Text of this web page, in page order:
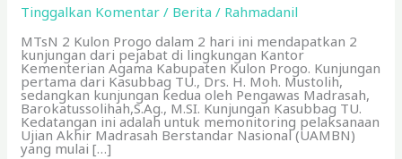
Tinggalkan Komentar / Berita / Rahmadanil
MTsN 2 Kulon Progo dalam 2 hari ini mendapatkan 2
kunjungan dari pejabat di lingkungan Kantor
Kementerian Agama Kabupaten Kulon Progo. Kunjungan
pertama dari Kasubbag TU., Drs. H. Moh. Mustolih,
sedangkan kunjungan kedua oleh Pengawas Madrasah,
Barokatussolihah,S.Ag., M.SI. Kunjungan Kasubbag TU.
Kedatangan ini adalah untuk memonitoring pelaksanaan
Ujian Akhir Madrasah Berstandar Nasional (UAMBN)
yang mulai […]